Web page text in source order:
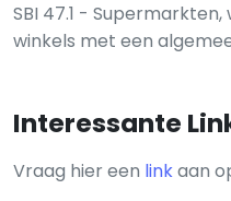
SBI 47.1 -
winkels met een
Interessante
Vraag hier een linkaan